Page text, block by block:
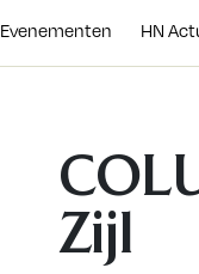
Evenementen HN
Zijl